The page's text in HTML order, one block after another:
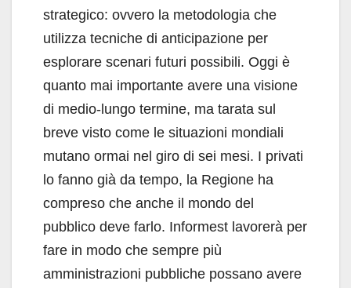
strategico: ovvero la metodologia che
utilizza tecniche di anticipazione per
esplorare scenari futuri possibili. Oggi è
quanto mai importante avere una visione
di medio-lungo termine, ma tarata sul
breve visto come le situazioni mondiali
mutano ormai nel giro di sei mesi. I privati
lo fanno già da tempo, la Regione ha
compreso che anche il mondo del
pubblico deve farlo. Informest lavorerà per
fare in modo che sempre più
amministrazioni pubbliche possano avere